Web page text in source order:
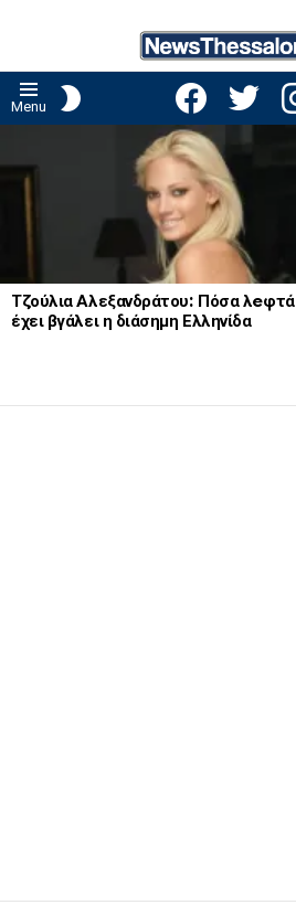
Menu
facebooktwitter
Τζούλια Αλεξανδράτου: Πόσα λeφτά
έχει βγάλει η διάσημη Ελληνίδα